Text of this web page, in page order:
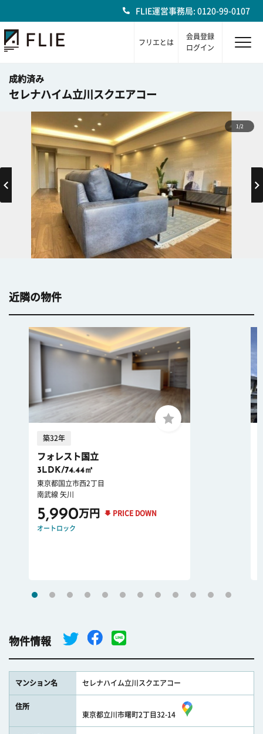
FLIE運営事務局: 0120-99-0107
フリエとは
会員登録
ログイン
成約済み
セレナハイム立川スクエアコー
1/2
近隣の物件
築32年
フォレスト国立
3LDK/74.44㎡
東京都国立市西2丁目
南武線 矢川
5,990万円 PRICE DOWN
オートロック
物件情報
マンション名 セレナハイム立川スクエアコー
住所
東京都立川市曙町2丁目32-14